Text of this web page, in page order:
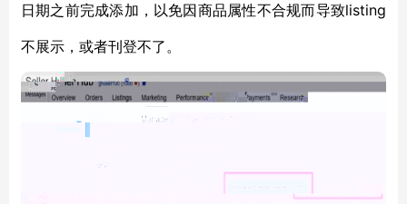
日期之前完成添加，以免因商品属性不合规而导致listing
不展示，或者刊登不了。